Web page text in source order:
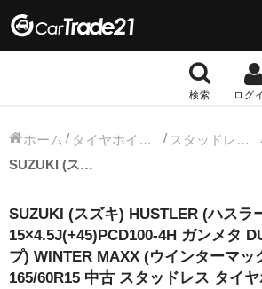
検索 ログ
冬タイヤホイール
13インチ：冬タイヤホイール
14インチ：冬タイヤホイール
ホーム タイヤホイールセット スタッドレス中古タイヤホイール
SUZUKI (スズキ) HUSTLER (ハスラー) 純正 15×4.5J(+45)PCD100-4H ガンメタ DUNLOP (ダンロップ) WINTER MAXX (ウインターマックス) WM02 165/60R15 中古 スタッドレス タイヤホイール 4本 [15gsw105]
SUZUKI (スズキ) HUSTLER (ハスラ
15×4.5J(+45)PCD100-4H ガンメタ
プ) WINTER MAXX (ウインターマッ
165/60R15 中古 スタッドレス タイ